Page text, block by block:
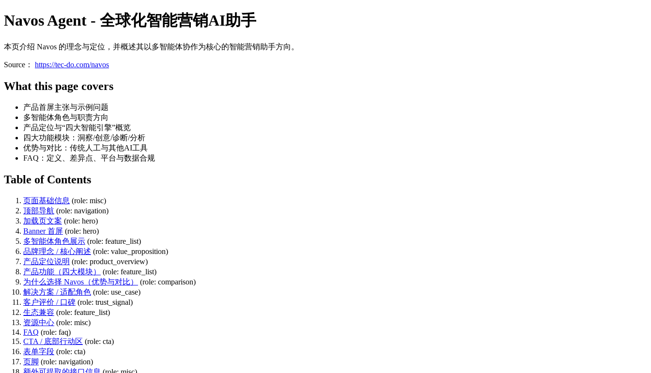
Navos Agent - 全球化智能营销AI助手
本页介绍 Navos 的理念与定位，并概述其以多智能体协作为核心的智能营销助手方向。
Source： https://tec-do.com/navos
What this page covers
产品首屏主张与示例问题
多智能体角色与职责方向
产品定位与“四大智能引擎”概览
四大功能模块：洞察/创意/诊断/分析
优势与对比：传统人工与其他AI工具
FAQ：定义、差异点、平台与数据合规
Table of Contents
页面基础信息 (role: misc)
顶部导航 (role: navigation)
加载页文案 (role: hero)
Banner 首屏 (role: hero)
多智能体角色展示 (role: feature_list)
品牌理念 / 核心阐述 (role: value_proposition)
产品定位说明 (role: product_overview)
产品功能（四大模块）
(role: feature_list)
为什么选择 Navos（优势与对比）
(role: comparison)
解决方案 / 适配角色 (role: use_case)
客户评价 / 口碑 (role: trust_signal)
生态兼容 (role: feature_list)
资源中心 (role: misc)
FAQ (role: faq)
CTA / 底部行动区 (role: cta)
表单字段 (role: cta)
页脚 (role: navigation)